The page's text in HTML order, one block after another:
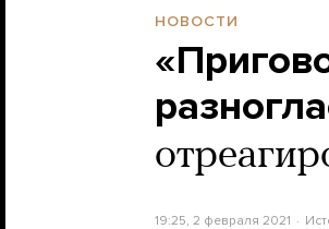
НОВОСТИ
19:25, 2 февраля 2021